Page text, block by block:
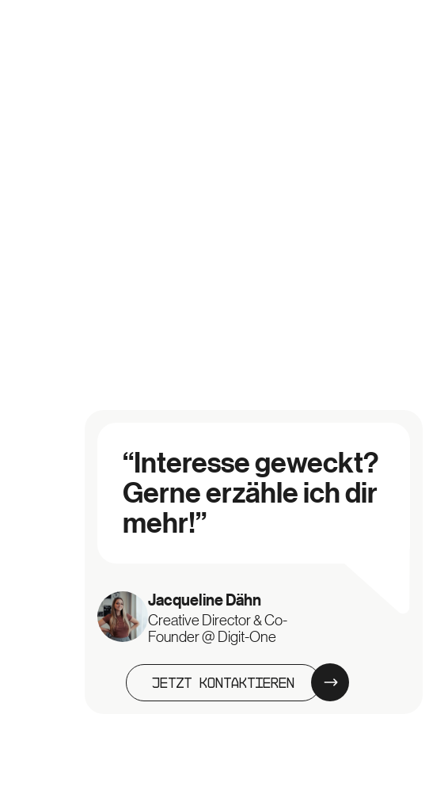
“Interesse geweckt?
Gerne erzähle ich dir
mehr!”
JacquelineDähn
Creative Director & Co-
Founder @ Digit-One
Jetzt kontaktieren